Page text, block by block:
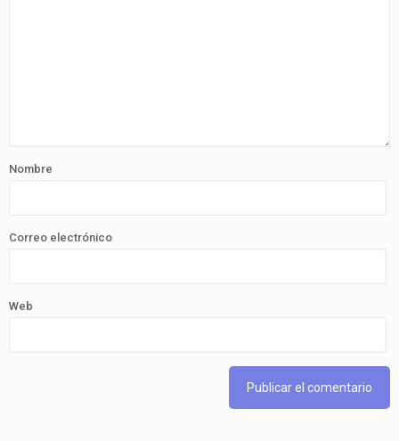
Nombre
Correo electrónico
Web